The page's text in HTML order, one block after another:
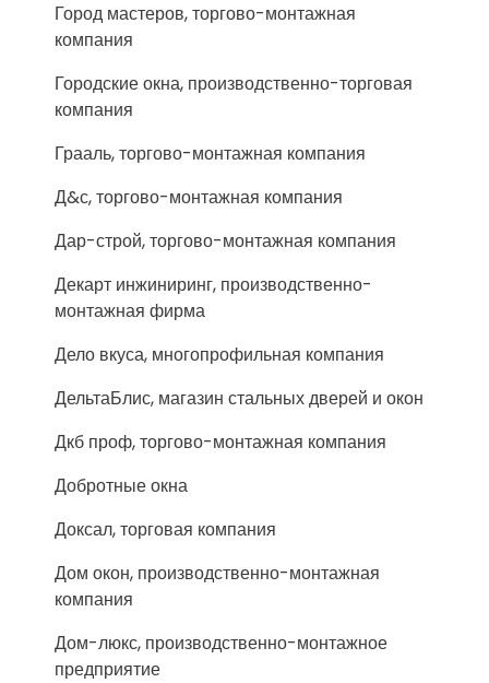
Город мастеров, торгово-монтажная
компания
Городские окна, производственно-торговая
компания
Грааль, торгово-монтажная компания
Д&с, торгово-монтажная компания
Дар-строй, торгово-монтажная компания
Декарт инжиниринг, производственно-
монтажная фирма
Дело вкуса, многопрофильная компания
ДельтаБлис, магазин стальных дверей и окон
Дкб проф, торгово-монтажная компания
Добротные окна
Доксал, торговая компания
Дом окон, производственно-монтажная
компания
Дом-люкс, производственно-монтажное
предприятие